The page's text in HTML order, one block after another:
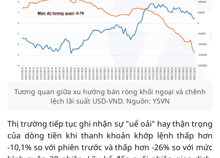
Tương quan giữa xu hướng bán ròng khối ngoại và chênh
lệch lãi suất USD-VND. Nguồn: YSVN
Thị trường tiếp tục ghi nhận sự "uể oải" hay thận trọng
của dòng tiền khi thanh khoản khớp lệnh thấp hơn
-10,1% so với phiên trước và thấp hơn -26% so với mức